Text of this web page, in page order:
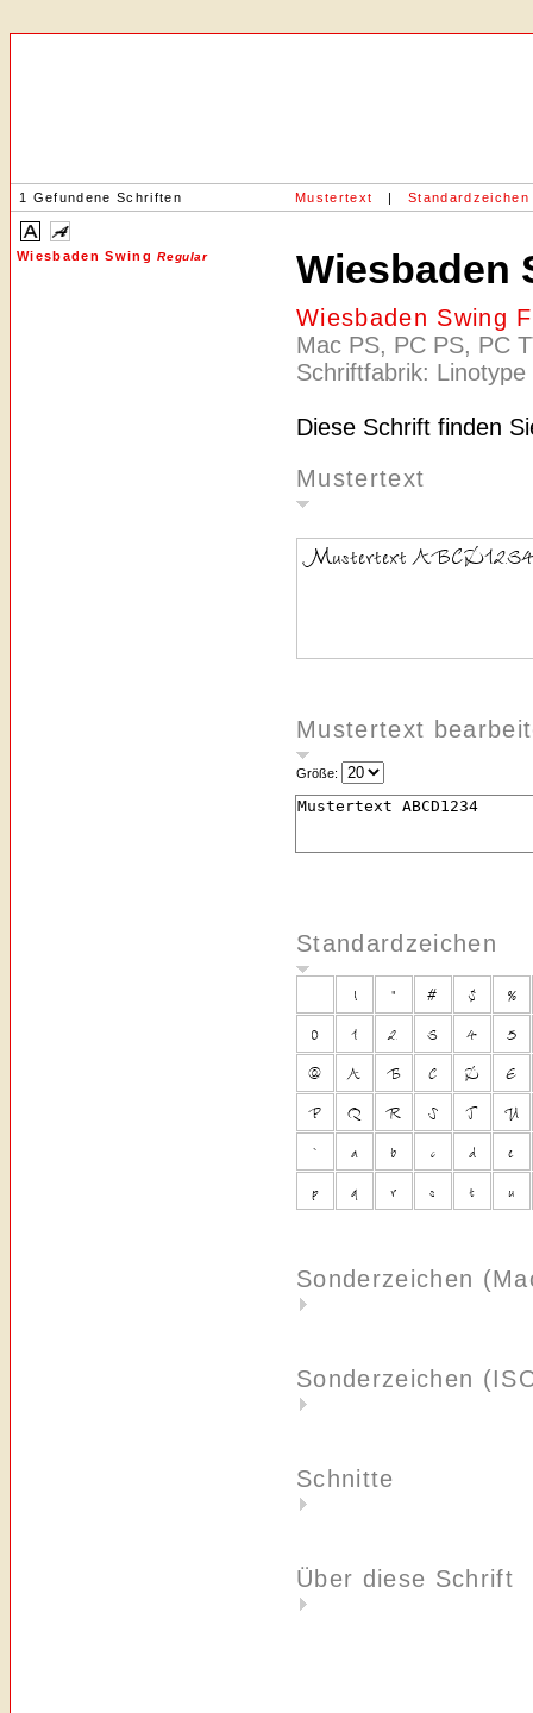
1 Gefundene Schriften Mustertext | Standardzeichen
Wiesbaden SwingRegular Wiesbaden
Wiesbaden Swing
Mac PS, PC PS, PC
Schriftfabrik: Linotype
Diese Schrift finden
Mustertext
Mustertext
Größe:
Standardzeichen
Sonderzeichen
Sonderzeichen
Schnitte
Über diese Schrift